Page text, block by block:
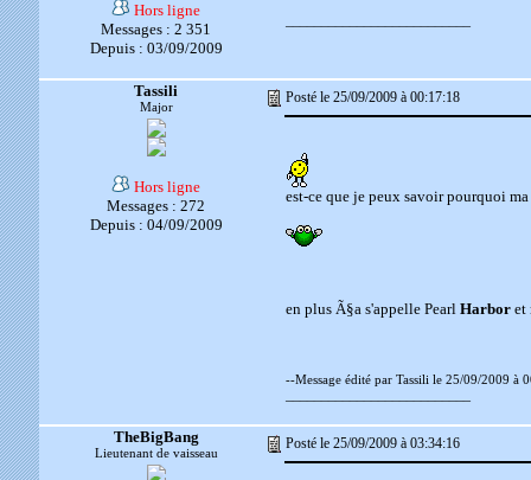
Hors ligne
Messages : 2 351
Depuis : 03/09/2009
Tassili
Major
Posté le 25/09/2009 à 00:17:18
Hors ligne
Messages : 272
Depuis : 04/09/2009
est-ce que je peux savoir pourquoi
en plus Ã§a s'appelle Pearl Harbor et
--Message édité par Tassili le 25/09/2009 à
TheBigBang
Lieutenant de vaisseau
Posté le 25/09/2009 à 03:34:16